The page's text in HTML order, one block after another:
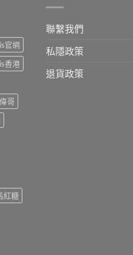
官網
香港
哥
紅糖
聯繫我們
私隱政策
退貨政策